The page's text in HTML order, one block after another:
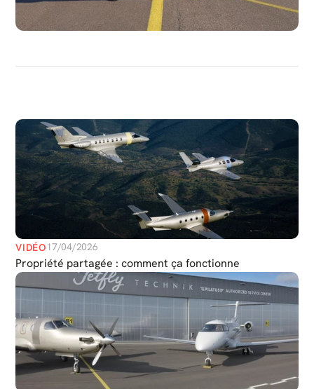
PLUS DE MÉDIAS
VIDÉO17/04/2026
Propriété partagée : comment ça fonctionne